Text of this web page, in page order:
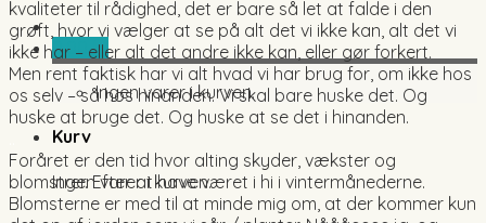
0,00kr.
Ingen varer i kurven.
Kurv
Ingen varer i kurven.
kvaliteter til rådighed, det er bare så let at falde i den
grøft, hvor vi vælger at se på alt det vi ikke kan, alt det vi
ikke har – eller alt det andre ikke kan, eller gør forkert.
Men rent faktisk har vi alt hvad vi har brug for, om ikke hos
os selv – så hos hinanden. Vi skal bare huske det. Og
huske at bruge det. Og huske at se det i hinanden.
Foråret er den tid hvor alting skyder, vækster og
blomstrer. Efter at have været i hi i vintermånederne.
Blomsterne er med til at minde mig om, at der kommer kun